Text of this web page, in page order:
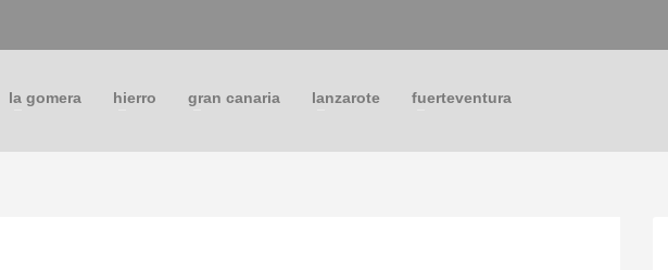
la gomera hierro gran canaria lanzarote fuerteventura